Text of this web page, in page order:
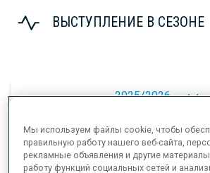
ВЫСТУПЛЕНИЕ В СЕЗОНЕ
2025/2026
РЕЗУЛЬТАТЫ - СРЕДНЕЕ
Мы используем файлы cookie, чтобы
правильную работу нашего веб-сайта,
рекламные объявления и другие
работу функций социальных сетей и